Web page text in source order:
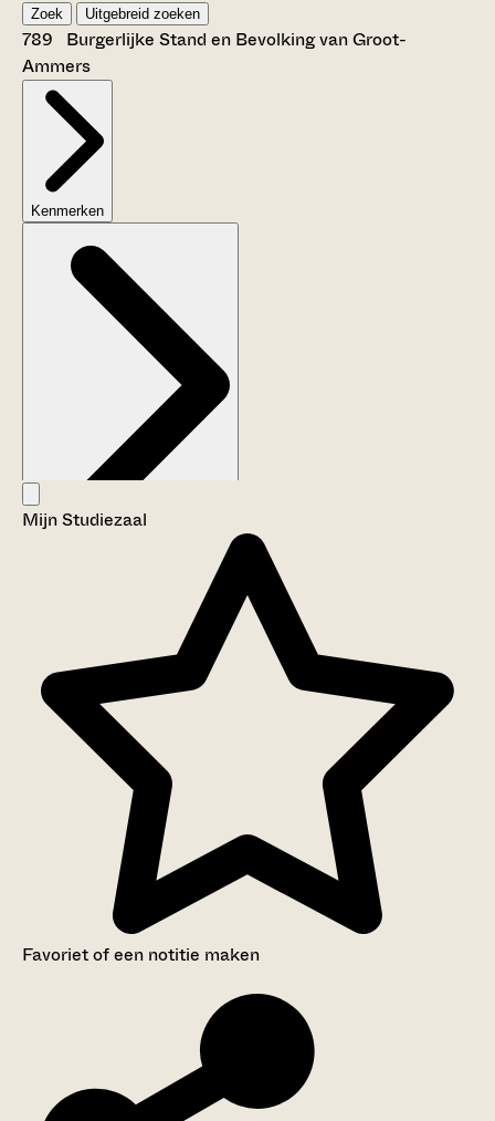
Zoek Uitgebreid zoeken
789 Burgerlijke Stand en Bevolking van Groot-
Ammers
Kenmerken
Aanwijzingen voor de gebruiker
Inventaris
Mijn Studiezaal
Favoriet of een notitie maken